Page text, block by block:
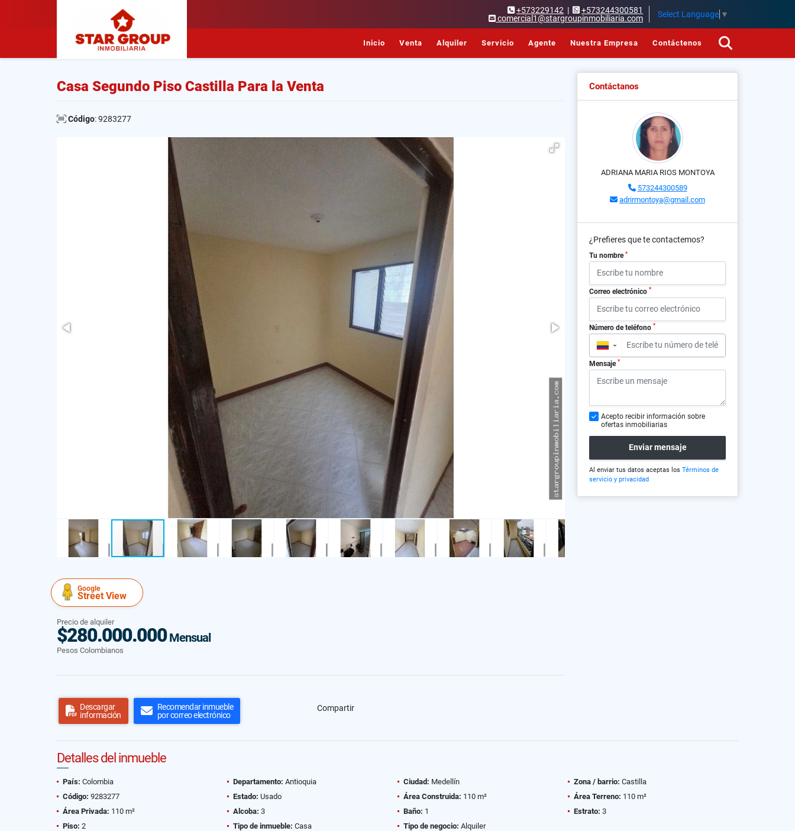
+573229142 |
+573244300581
comercial1@stargroupinmobiliaria.com
Select Language ▼
Inicio Venta Alquiler Servicio Agente Nuestra Empresa Contáctenos
Casa Segundo Piso Castilla Para la Venta
Código: 9283277
Google
Street View
Precio de alquiler
$280.000.000Mensual
Pesos Colombianos
Descargar
información
Recomendar inmueble
por correo electrónico
Compartir
Contáctanos
ADRIANA MARIA RIOS MONTOYA
573244300589
adrirmontoya@gmail.com
¿Prefieres que te contactemos?
Tu nombre *
Correo electrónico *
Número de teléfono *
▼
Mensaje *
Acepto recibir información sobre
ofertas inmobiliarias
Enviar mensaje
Al enviar tus datos aceptas los Términos de
servicio y privacidad
Detalles del inmueble
País: Colombia Departamento: Antioquia Ciudad: Medellín Zona / barrio: Castilla
Código: 9283277 Estado: Usado Área Construida: 110 m² Área Terreno: 110 m²
Área Privada: 110 m² Alcoba: 3 Baño: 1 Estrato: 3
Piso: 2 Tipo de inmueble: Casa Tipo de negocio: Alquiler